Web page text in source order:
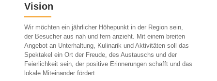
Vision
Wir möchten ein jährlicher Höhepunkt in der Region sein,
der Besucher aus nah und fern anzieht. Mit einem breiten
Angebot an Unterhaltung, Kulinarik und Aktivitäten soll das
Spektakel ein Ort der Freude, des Austauschs und der
Feierlichkeit sein, der positive Erinnerungen schafft und das
lokale Miteinander fördert.